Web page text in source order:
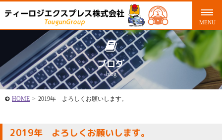
ブログ
blog
HOME > 2019年 よろしくお願いします。
2019年 よろしくお願いします。